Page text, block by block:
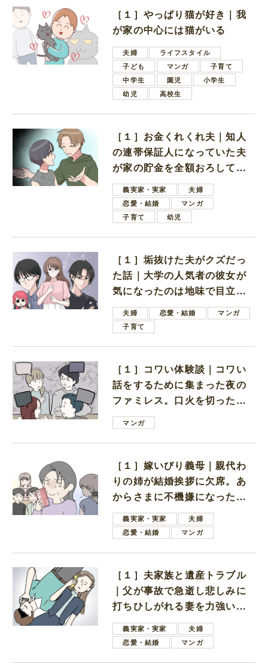
［１］やっぱり猫が好き｜我
が家の中心には猫がいる
夫婦
ライフスタイル
子ども
マンガ
子育て
中学生
園児
小学生
幼児
高校生
［１］お金くれくれ夫｜知人
の連帯保証人になっていた夫
が家の貯金を全額おろしてほ
しいと言ってきた
義実家・実家
夫婦
恋愛・結婚
マンガ
子育て
幼児
［１］垢抜けた夫がクズだっ
た話｜大学の人気者の彼女が
気になったのは地味で目立た
ない男子学生
夫婦 恋愛・結婚
マンガ
子育て
［１］コワい体験談｜コワい
話をするために集まった夜の
ファミレス。口火を切ったの
は電車好きの男の子ママ
マンガ
［１］嫁いびり義母｜親代わ
りの姉が結婚挨拶に欠席。あ
からさまに不機嫌になった義
母義実家・実家
夫婦
恋愛・結婚
マンガ
［１］夫家族と遺産トラブル
｜父が事故で急逝し悲しみに
打ちひしがれる妻を力強い言
葉で励ます夫
義実家・実家
夫婦
恋愛・結婚
マンガ